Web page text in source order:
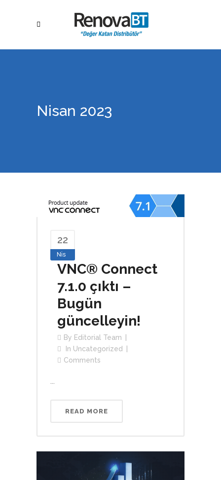
Nisan 2023
22
Nis
VNC® Connect
7.1.0 çıktı –
Bugün
güncelleyin!
By Editorial Team
In Uncategorized
Comments
READ MORE